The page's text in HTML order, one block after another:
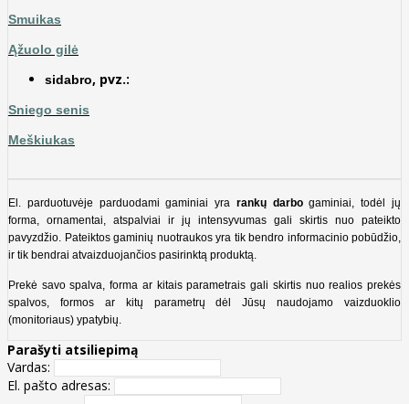
​Smuikas
Ąžuolo gilė
sidabro, pvz.:
​Sniego senis
Meškiukas
El. parduotuvėje parduodami gaminiai yra rankų darbogaminiai, todėl jų
forma, ornamentai, atspalviai ir jų intensyvumas gali skirtis nuo pateikto
pavyzdžio. Pateiktos gaminių nuotraukos yra tik bendro informacinio pobūdžio,
ir tik bendrai atvaizduojančios pasirinktą produktą.
Prekė savo spalva, forma ar kitais parametrais gali skirtis nuo realios prekės
spalvos, formos ar kitų parametrų dėl Jūsų naudojamo vaizduoklio
(monitoriaus) ypatybių.
Parašyti atsiliepimą
Vardas:
El. pašto adresas: